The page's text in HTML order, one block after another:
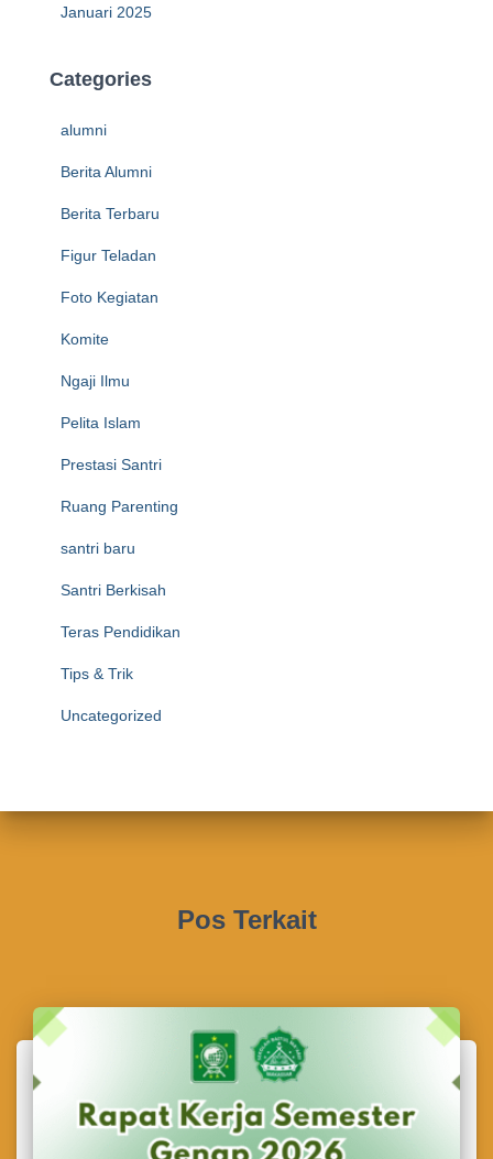
Januari 2025
Categories
alumni
Berita Alumni
Berita Terbaru
Figur Teladan
Foto Kegiatan
Komite
Ngaji Ilmu
Pelita Islam
Prestasi Santri
Ruang Parenting
santri baru
Santri Berkisah
Teras Pendidikan
Tips & Trik
Uncategorized
Pos Terkait